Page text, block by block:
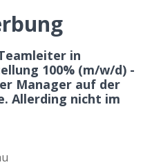
in
100% (m/w/d) -
Manager auf der
Allerding nicht im